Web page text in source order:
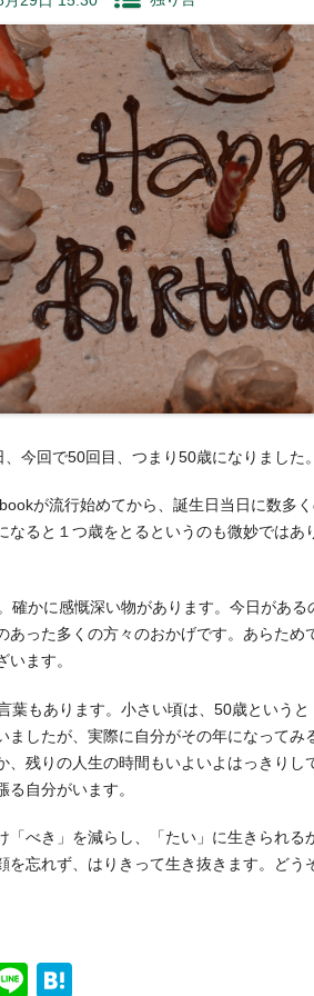
今回で50回目、つまり50歳になりました。
が流行始めてから、誕生日当日に数多
なると１つ歳をとるというのも微妙ではあ
確かに感慨深い物があります。今日があ
あった多くの方々のおかげです。あらため
ます。
葉もあります。小さい頃は、50歳という
ましたが、実際に自分がその年になってみ
、残りの人生の時間もいよいよはっきりし
る自分がいます。
「べき」を減らし、「たい」に生きられ
を忘れず、はりきって生き抜きます。どう
Li